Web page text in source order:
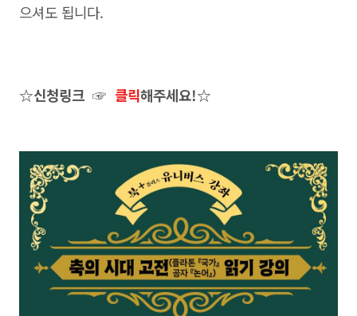
으셔도 됩니다.
☆신청링크 ☞ 클릭해주세요!☆